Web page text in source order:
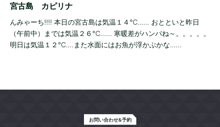
宮古島 カピリナ
んみゃーち!!!! 本日の宮古島は気温１４℃...... おとといと昨日
（午前中）までは気温２６℃...... 寒暖差がハンパね～。。。。。
明日は気温１２℃....また水面にはお魚が浮かぶかな...…
お問い合わせ&予約